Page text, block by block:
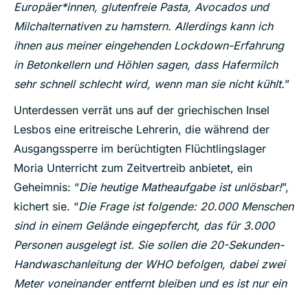
Europäer*innen, glutenfreie Pasta, Avocados und
Milchalternativen zu hamstern. Allerdings kann ich
ihnen aus meiner eingehenden Lockdown-Erfahrung
in Betonkellern und Höhlen sagen, dass Hafermilch
sehr schnell schlecht wird, wenn man sie nicht kühlt.”
Unterdessen verrät uns auf der griechischen Insel
Lesbos eine eritreische Lehrerin, die während der
Ausgangssperre im berüchtigten Flüchtlingslager
Moria Unterricht zum Zeitvertreib anbietet, ein
Geheimnis: “Die heutige Matheaufgabe ist unlösbar!”,
kichert sie. “Die Frage ist folgende: 20.000 Menschen
sind in einem Gelände eingepfercht, das für 3.000
Personen ausgelegt ist. Sie sollen die 20-Sekunden-
Handwaschanleitung der WHO befolgen, dabei zwei
Meter voneinander entfernt bleiben und es ist nur ein